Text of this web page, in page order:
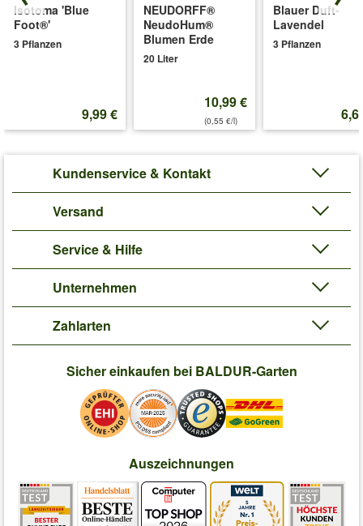
Isotoma 'Blue
Foot®'
3 Pflanzen
9,99 €
NEUDORFF®
NeudoHum®
Blumen Erde
20 Liter
10,99 €
(0,55 €/l)
Blauer Duft-
Lavendel
3 Pflanzen
Kundenservice & Kontakt
Versand
Service & Hilfe
Unternehmen
Zahlarten
Sicher einkaufen bei BALDUR-Garten
Auszeichnungen